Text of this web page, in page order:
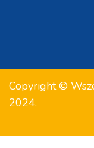
Copyright ©
2024.